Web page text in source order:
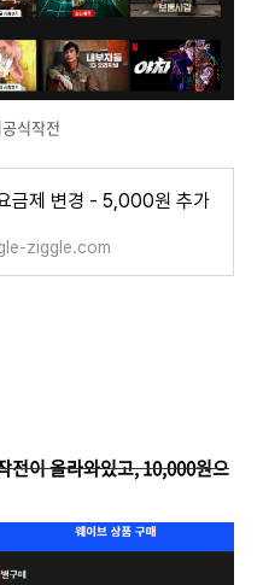
식작전
금제 변경 - 5,000원 추가
ziggle.com
전이올라와있고,10,000원으